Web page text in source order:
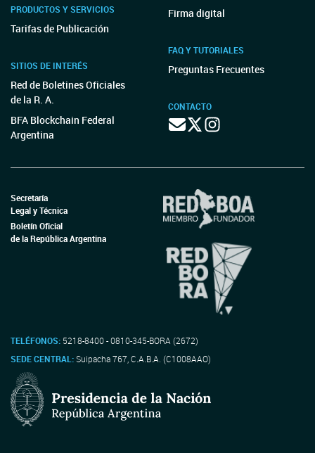
PRODUCTOS Y SERVICIOS
Tarifas de Publicación
SITIOS DE INTERÉS
Red de Boletines Oficiales
de la R. A.
BFA Blockchain Federal
Argentina
Firma digital
FAQ Y TUTORIALES
Preguntas Frecuentes
CONTACTO
Secretaría
Legal y Técnica
Boletín Oficial
de la República Argentina
TELÉFONOS: 5218-8400 - 0810-345-BORA (2672)
SEDE CENTRAL:Suipacha 767, C.A.B.A. (C1008AAO)